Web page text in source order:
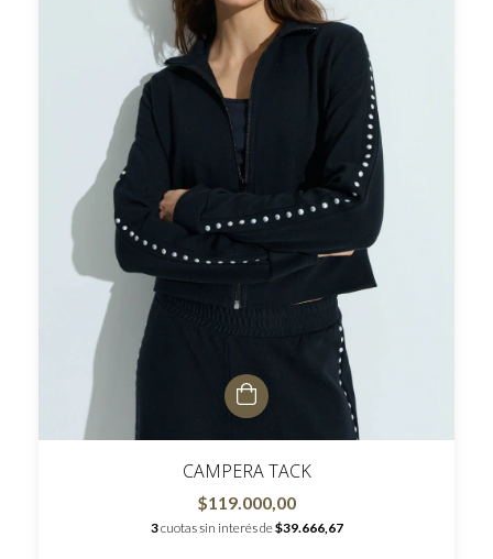
CAMPERA TACK
$119.000,00
3cuotas sin interés de$39.666,67